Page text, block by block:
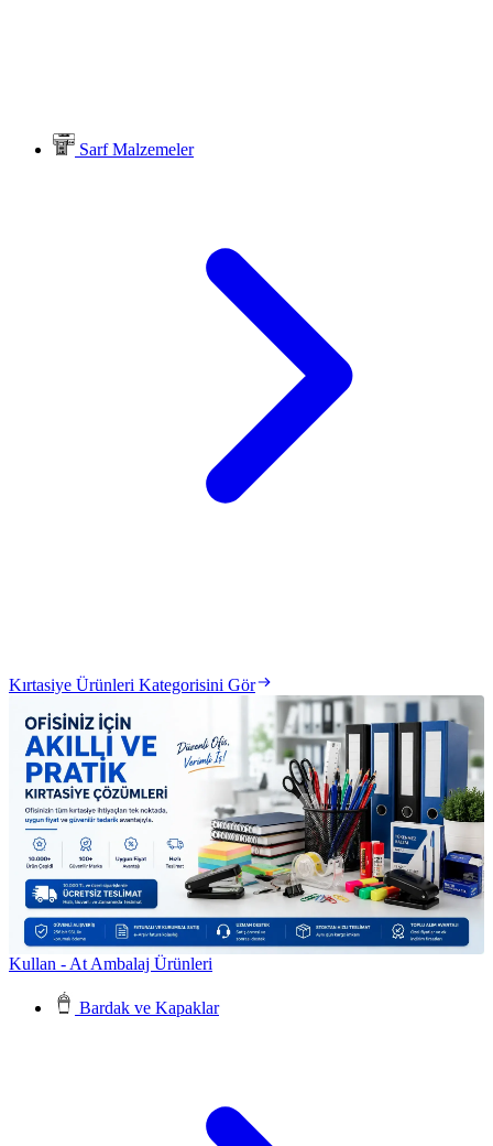
Sarf Malzemeler
Kırtasiye Ürünleri Kategorisini Gör
Kullan - At Ambalaj Ürünleri
Bardak ve Kapaklar